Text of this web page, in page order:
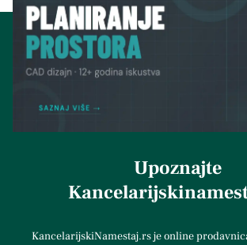
Upoznajte
KancelarijskiNamestaj.rs je online